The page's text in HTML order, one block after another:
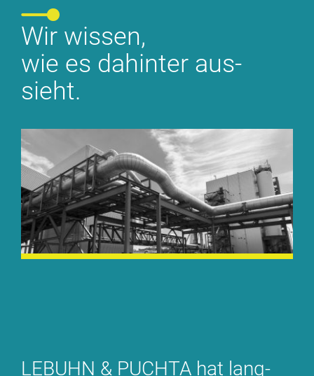
Wir wis­sen,
wie es da­hin­ter aus­
sieht.
LE­BUHN & PUCH­TA hat lang­